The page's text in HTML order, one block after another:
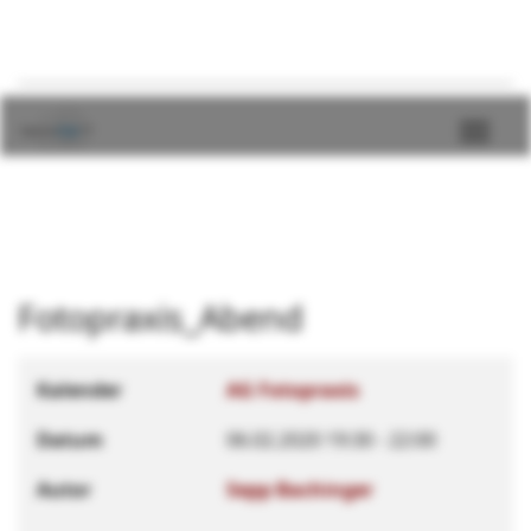
Fotopraxis_Abend
Kalender
AG Fotopraxis
Datum
06.02.2020 19:30
22:00
Autor
Sepp Bachinger